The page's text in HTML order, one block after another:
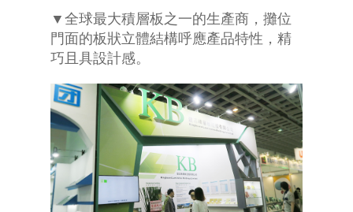
▼全球最大積層板之一的生產商，攤位
門面的板狀立體結構呼應產品特性，精
巧且具設計感。